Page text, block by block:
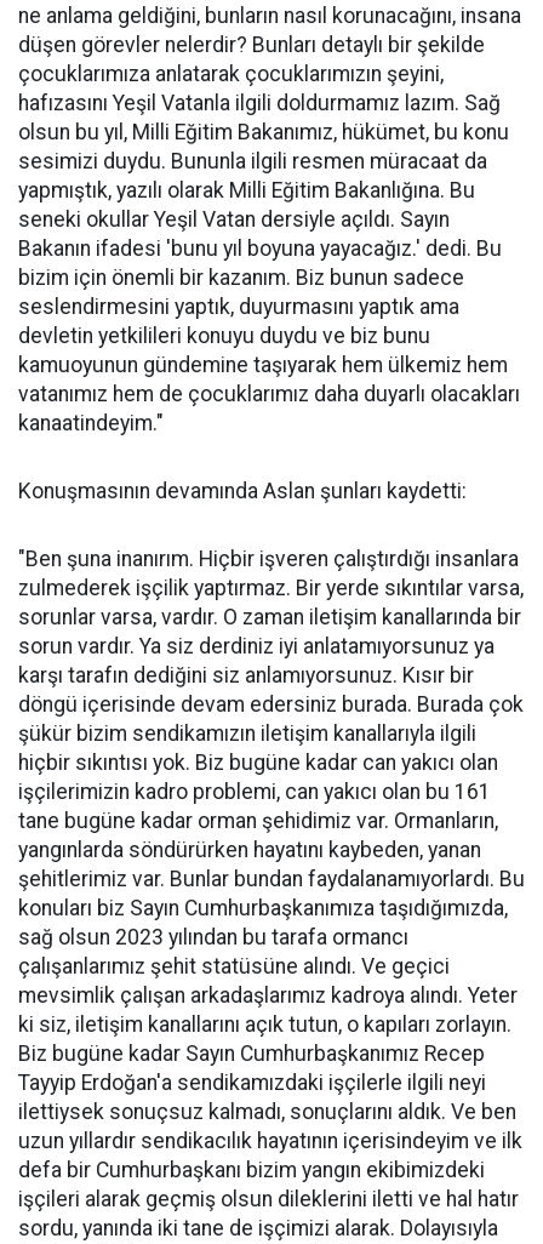
ne anlama geldiğini, bunların nasıl korunacağını, insana
düşen görevler nelerdir? Bunları detaylı bir şekilde
çocuklarımıza anlatarak çocuklarımızın şeyini,
hafızasını Yeşil Vatanla ilgili doldurmamız lazım. Sağ
olsun bu yıl, Milli Eğitim Bakanımız, hükümet, bu konu
sesimizi duydu. Bununla ilgili resmen müracaat da
yapmıştık, yazılı olarak Milli Eğitim Bakanlığına. Bu
seneki okullar Yeşil Vatan dersiyle açıldı. Sayın
Bakanın ifadesi 'bunu yıl boyuna yayacağız.' dedi. Bu
bizim için önemli bir kazanım. Biz bunun sadece
seslendirmesini yaptık, duyurmasını yaptık ama
devletin yetkilileri konuyu duydu ve biz bunu
kamuoyunun gündemine taşıyarak hem ülkemiz hem
vatanımız hem de çocuklarımız daha duyarlı olacakları
kanaatindeyim."
Konuşmasının devamında Aslan şunları kaydetti:
"Ben şuna inanırım. Hiçbir işveren çalıştırdığı insanlara
zulmederek işçilik yaptırmaz. Bir yerde sıkıntılar varsa,
sorunlar varsa, vardır. O zaman iletişim kanallarında bir
sorun vardır. Ya siz derdiniz iyi anlatamıyorsunuz ya
karşı tarafın dediğini siz anlamıyorsunuz. Kısır bir
döngü içerisinde devam edersiniz burada. Burada çok
şükür bizim sendikamızın iletişim kanallarıyla ilgili
hiçbir sıkıntısı yok. Biz bugüne kadar can yakıcı olan
işçilerimizin kadro problemi, can yakıcı olan bu 161
tane bugüne kadar orman şehidimiz var. Ormanların,
yangınlarda söndürürken hayatını kaybeden, yanan
şehitlerimiz var. Bunlar bundan faydalanamıyorlardı. Bu
konuları biz Sayın Cumhurbaşkanımıza taşıdığımızda,
sağ olsun 2023 yılından bu tarafa ormancı
çalışanlarımız şehit statüsüne alındı. Ve geçici
mevsimlik çalışan arkadaşlarımız kadroya alındı. Yeter
ki siz, iletişim kanallarını açık tutun, o kapıları zorlayın.
Biz bugüne kadar Sayın Cumhurbaşkanımız Recep
Tayyip Erdoğan'a sendikamızdaki işçilerle ilgili neyi
ilettiysek sonuçsuz kalmadı, sonuçlarını aldık. Ve ben
uzun yıllardır sendikacılık hayatının içerisindeyim ve ilk
defa bir Cumhurbaşkanı bizim yangın ekibimizdeki
işçileri alarak geçmiş olsun dileklerini iletti ve hal hatır
sordu, yanında iki tane de işçimizi alarak. Dolayısıyla